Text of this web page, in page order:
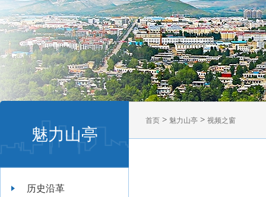
魅力山亭
历史沿革
首页 > 魅力山亭 > 视频之窗